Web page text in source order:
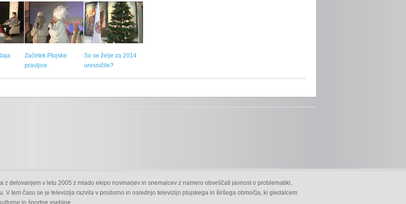
Začetek Ptujske
pravljice
So se želje za 2014
uresničile?
z delovanjem v letu 2005 z mlado ekipo novinarjev in snemalcev z namero obveščati javnost o problematiki,
V tem času se je televizija razvila v prodorno in osrednjo televizijo ptujskega in širšega območja, ki gledalcem
in športne vsebine.